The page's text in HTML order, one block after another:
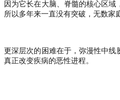
因为它长在大脑、脊髓的核心区
所以多年来一直没有突破，无数家
更深层次的困难在于，弥漫性中线
真正改变疾病的恶性进程。